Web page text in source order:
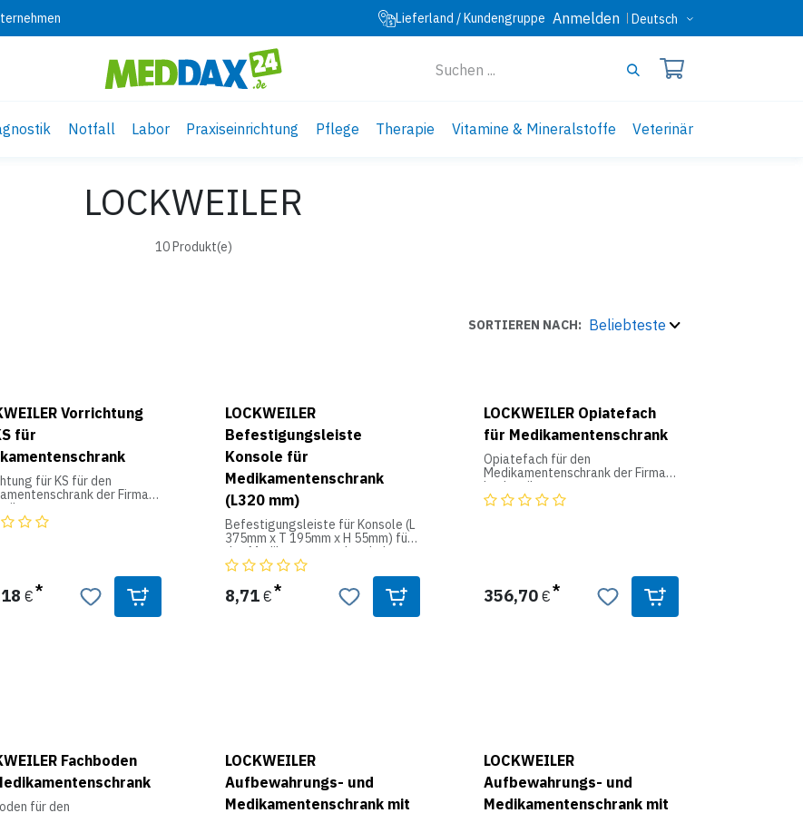
Lieferland / Kundengruppe Anmelden Deutsch
Notfall Labor Praxiseinrichtung Pflege Therapie Vitamine & Mineralstoffe Veterinär
LOCKWEILER
10 Produkt(e)
SORTIEREN NACH: Beliebteste
Vorrichtung
für
für KS für den
der Firma
€
LOCKWEILER
Befestigungsleiste
Konsole für
Medikamentenschrank
(L320 mm)
Befestigungsleiste für Konsole (L
375mm x T 195mm x H 55mm) für
den Medikamentenschrank der
Firma Lockweiler.
8,71 €
LOCKWEILER Opiatefach
für Medikamentenschrank
Opiatefach für den
Medikamentenschrank der Firma
Lockweiler.
356,70 €
Fachboden
für den
LOCKWEILER
Aufbewahrungs- und
Medikamentenschrank mit
LOCKWEILER
Aufbewahrungs- und
Medikamentenschrank mit